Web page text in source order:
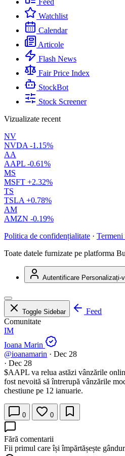
Feed
Watchlist
Calendar
Articole
Flash News
Fair Price Index
StockBot
Stock Screener
Vizualizate recent
NV
NVDA -1.15%
AA
AAPL -0.61%
MS
MSFT +2.32%
TS
TSLA +0.78%
AM
AMZN -0.19%
Politica de confidențialitate ·
Toate datele furnizate pe platforma
Autentificare Personalizați-
Toggle Sidebar
Feed
Comunitate
IM
Ioana Marin
@ioanamarin · Dec 28
· Dec 28
$AAPL va relua astăzi vânzările
fost nevoită să întrerupă vânzările
chestiune pe 12 ianuarie.
0 0
Fără comentarii
Fii primul care își împărtășește